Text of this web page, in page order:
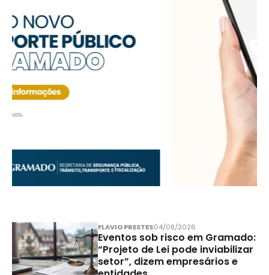
FLAVIO PRESTES04/08/2026
Eventos sob risco em Gramado:
“Projeto de Lei pode inviabilizar
setor”, dizem empresários e